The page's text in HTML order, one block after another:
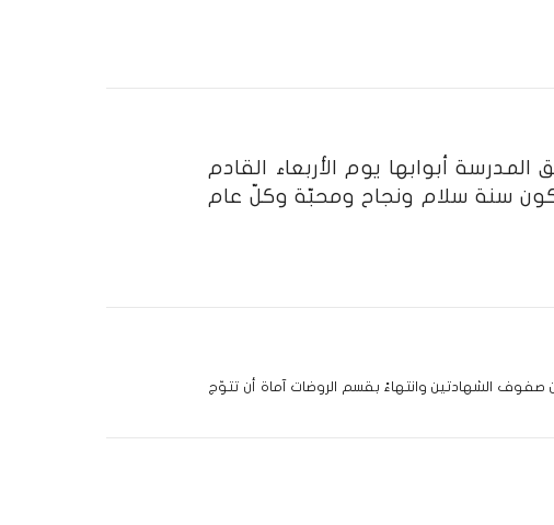
حلول رأس السنة الهجريّة من العام 1437 تغلق المدرسة أبوابها يوم الأربعاء القادم
الله تعالى أن تكون سنة سلام ونجاح ومحبّة وكلّ عام
صفوف الشهادتين وانتهاءً بقسم الروضات آماة أن تتوّج